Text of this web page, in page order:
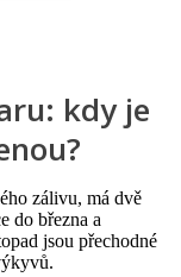
kdy je
zálivu, má dvě
do března a
jsou přechodné